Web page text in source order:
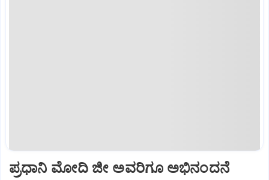
ಪ್ರಧಾನಿ ಮೋದಿ ಜೀ ಅವರಿಗೂ ಅಭಿನಂದನೆ